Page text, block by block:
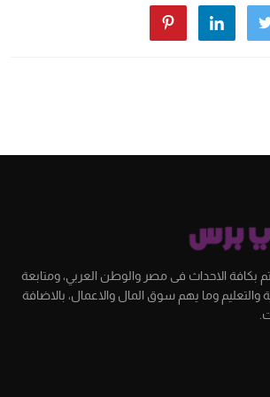
الاحداث فى مصر والوطن العربي، ومتابعة
والتعليم وما يهم سوق المال والاعمال، بالاضافة